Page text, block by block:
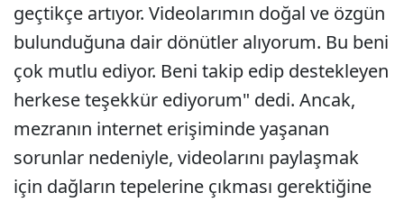
geçtikçe artıyor. Videolarımın doğal ve özgün
bulunduğuna dair dönütler alıyorum. Bu beni
çok mutlu ediyor. Beni takip edip destekleyen
herkese teşekkür ediyorum" dedi. Ancak,
mezranın internet erişiminde yaşanan
sorunlar nedeniyle, videolarını paylaşmak
için dağların tepelerine çıkması gerektiğine